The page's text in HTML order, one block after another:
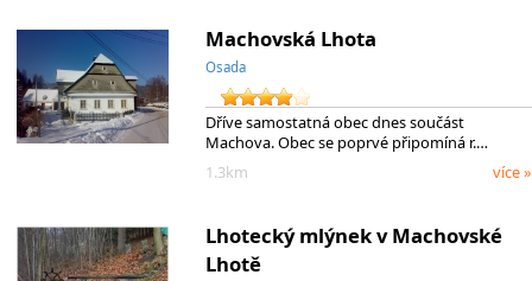
Machovská Lhota
Osada
Dříve samostatná obec dnes součást
Machova. Obec se poprvé připomíná r.…
1.3km
více »
Lhotecký mlýnek v Machovské
Lhotě